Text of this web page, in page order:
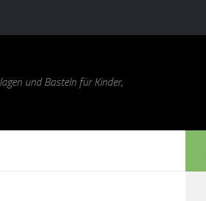
und Basteln für Kinder,